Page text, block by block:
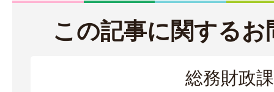
この記事に関する
総務財政課